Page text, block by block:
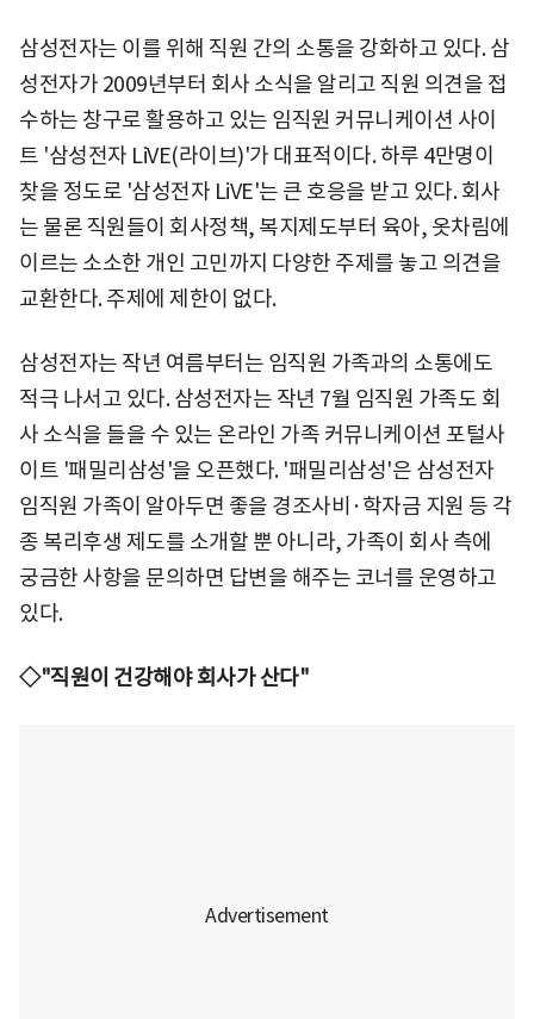
삼성전자는 이를 위해 직원 간의 소통을 강화하고 있다. 삼
성전자가 2009년부터 회사 소식을 알리고 직원 의견을 접
수하는 창구로 활용하고 있는 임직원 커뮤니케이션 사이
트 '삼성전자 LiVE(라이브)'가 대표적이다. 하루 4만명이
찾을 정도로 '삼성전자 LiVE'는 큰 호응을 받고 있다. 회사
는 물론 직원들이 회사정책, 복지제도부터 육아, 옷차림에
이르는 소소한 개인 고민까지 다양한 주제를 놓고 의견을
교환한다. 주제에 제한이 없다.
삼성전자는 작년 여름부터는 임직원 가족과의 소통에도
적극 나서고 있다. 삼성전자는 작년 7월 임직원 가족도 회
사 소식을 들을 수 있는 온라인 가족 커뮤니케이션 포털사
이트 '패밀리삼성'을 오픈했다. '패밀리삼성'은 삼성전자
임직원 가족이 알아두면 좋을 경조사비·학자금 지원 등 각
종 복리후생 제도를 소개할 뿐 아니라, 가족이 회사 측에
궁금한 사항을 문의하면 답변을 해주는 코너를 운영하고
있다.
◇"직원이 건강해야 회사가 산다"